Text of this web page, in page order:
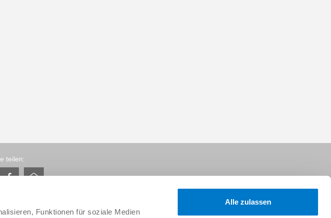
Funktionen für soziale Medien
Alle zulassen
teilen: